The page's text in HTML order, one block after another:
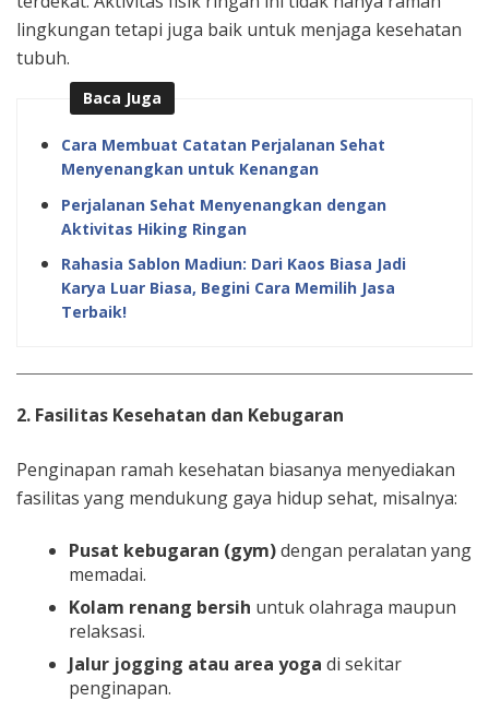
lingkungan tetapi juga baik untuk menjaga kesehatan
tubuh.
Baca Juga
Cara Membuat Catatan Perjalanan Sehat
Menyenangkan untuk Kenangan
Perjalanan Sehat Menyenangkan dengan
Aktivitas Hiking Ringan
Rahasia Sablon Madiun: Dari Kaos Biasa Jadi
Karya Luar Biasa, Begini Cara Memilih Jasa
Terbaik!
2. Fasilitas Kesehatan dan Kebugaran
Penginapan ramah kesehatan biasanya menyediakan
fasilitas yang mendukung gaya hidup sehat, misalnya:
Pusat kebugaran (gym)dengan peralatan yang
memadai.
Kolam renang bersih untuk olahraga maupun
relaksasi.
Jalur jogging atau area yoga di sekitar
penginapan.